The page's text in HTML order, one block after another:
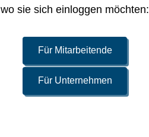
wo sie sich einloggen möchten:
Für Mitarbeitende
Für Unternehmen